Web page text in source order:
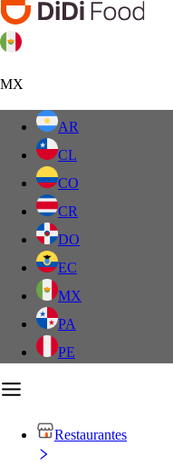
MX
AR
CL
CO
CR
DO
EC
MX
PA
PE
Restaurantes